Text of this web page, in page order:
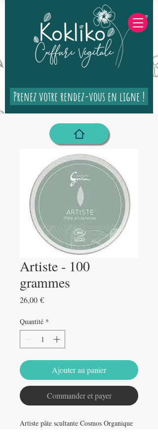
Prenez votre rendez-vous en ligne !
Artiste - 100
grammes
26,00 €Prix
Quantité *
Ajouter au panier
Commander et payer
Artiste pâte scultante Cosmos Organique